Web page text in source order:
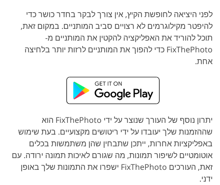
לפני היציאה לחופשת הקיץ, אין צורך לבקר בחדר כושר כדי
להיפטר מקילוגרמים לא רצויים סביב המותניים. במקום זאת,
תוכל להוריד את האפליקציה להקטין את המותניים מ-
FixThePhoto כדי להפוך את המותניים לרזות יותר בלחיצה
אחת.
יתרון נוסף של העורך שנוצר על ידי FixThePhoto הוא
שההזמנות שלך יעובדו על ידי ריטושים מקצועיים. בעת שימוש
באפליקציות אחרות, ייתכן שתבחין שהן משתמשות בכלים
אוטומטיים לשיפור תמונות, מה שגורם לאיכות תמונה ירודה. עם
זאת, העורכים FixThePhoto ישפרו את התמונות שלך באופן
ידני.